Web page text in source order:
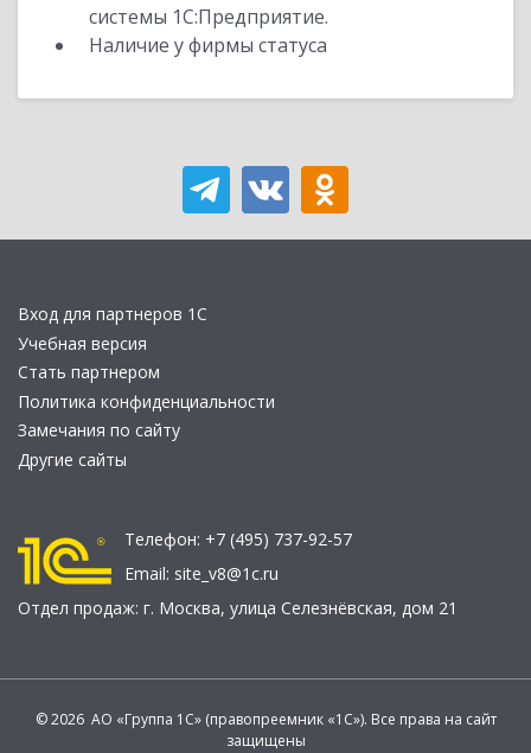
системы 1С:Предприятие.
Наличие у фирмы статуса
Вход для партнеров 1С
Учебная версия
Стать партнером
Политика конфиденциальности
Замечания по сайту
Другие сайты
Телефон: +7 (495) 737-92-57
Email: site_v8@1c.ru
Отдел продаж: г. Москва, улица Селезнёвская, дом 21
© 2026 АО «Группа 1С» (правопреемник «1С»). Все права на сайт
защищены